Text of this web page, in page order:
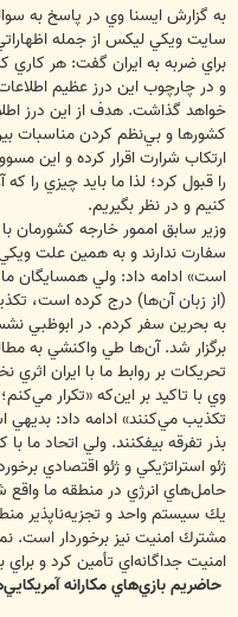
به گزارش ايسنا وي در پاسخ به
‌سايت ‌ويكي ‌ليكس ‌از ‌جمله
‌براي ضربه به ‌ايران گفت: هر ‌كاري
‌و ‌در ‌چارچوب ‌اين ‌درز ‌عظيم
‌خواهد ‌گذاشت. ‌هدف از ‌اين ‌درز
‌كشورها ‌و ‌بي‌نظم ‌كردن ‌مناسبات
‌ارتكاب ‌شرارت ‌اقرار ‌كرده ‌و ‌اين
‌را ‌قبول ‌كرد؛ ‌لذا ‌ما ‌بايد ‌چيزي ‌را
‌كنيم ‌و ‌در ‌نظر ‌بگيريم.
وزير سابق اممور خارجه كشورمان
‌سفارت ‌ندارند ‌و ‌به ‌همين ‌علت
‌است» ادامه داد: ‌ولي ‌همسايگان
‌(از زبان آن‌ها) درج ‌كرده است،
‌به ‌بحرين ‌سفر ‌كردم. ‌در ‌ابوظبي
‌برگزار ‌شد. ‌آن‌ها ‌طي ‌واكنشي ‌به
‌تحريكات ‌بر ‌روابط ‌ما ‌با ‌ايران
وي با تاكيد بر اين‌كه «‌تكرار
‌تكذيب ‌مي‌كنند» ادامه داد:
‌بذر ‌تفرقه ‌بيفكنند. ‌ولي ‌اتحاد ‌ما
‌حامل‌هاي ‌انرژي ‌در ‌منطقه ‌ما ‌واقع
‌يك ‌سيستم ‌واحد ‌و ‌تجزيه‌ناپذير
‌مشترك ‌امنيت ‌نيز ‌برخوردار ‌است.
‌امنيت ‌جداگانه‌اي ‌تأمين ‌كرد ‌و
‌حاضريم ‌بازي‌هاي ‌مكارانه